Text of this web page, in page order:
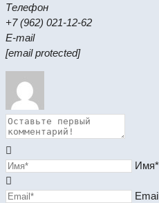
Телефон
+7 (962) 021-12-62
E-mail
[email protected]
Имя*